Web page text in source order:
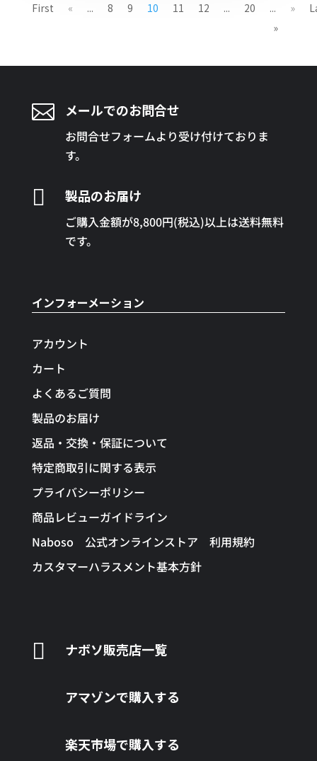
First
« ... 8 9 10 11 12 ... 20 ... »
»
 メールでのお問合せ
お問合せフォームより受け付けておりま
す。
 製品のお届け
ご購入金額が8,800円(税込)以上は送料無料
です。
インフォーメーション
アカウント
カート
よくあるご質問
製品のお届け
返品・交換・保証について
特定商取引に関する表示
プライバシーポリシー
商品レビューガイドライン
Naboso 公式オンラインストア 利用規約
カスタマーハラスメント基本方針
 ナボソ販売店一覧
アマゾンで購入する
楽天市場で購入する